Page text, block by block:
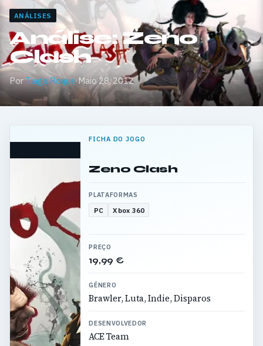
ANÁLISES
Análise: Zeno
Clash
PorTiago Roque·Maio 28, 2012
FICHA DO JOGO
Zeno Clash
PLATAFORMAS
PC Xbox 360
PREÇO
19,99 €
GÉNERO
Brawler, Luta, Indie, Disparos
DESENVOLVEDOR
ACE Team